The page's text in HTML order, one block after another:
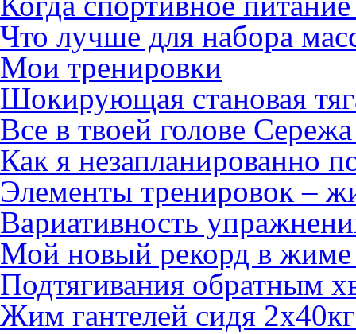
Что лучше для набора
Мои тренировки
Шокирующая становая
Все в твоей голове
Как я незапланированно
Элементы тренировок –
Вариативность
Мой новый рекорд в жиме
Подтягивания обратным
Жим гантелей сидя